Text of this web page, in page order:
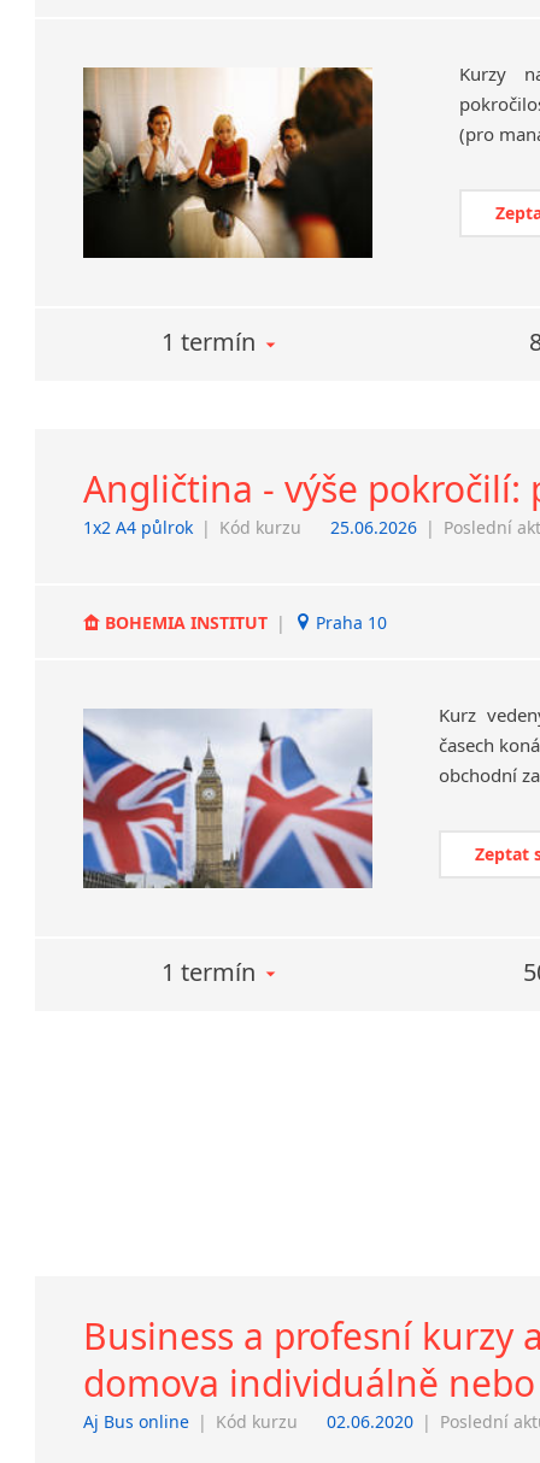
Kurzy
1 termín
Angličtina - výše pokročilí:
1x2 A4 půlrok | Kód kurzu 25.06.2026 | Poslední
BOHEMIA INSTITUT | Praha 10
Kurz
časech
Zeptat
1 termín
Business a profesní
domova individuálně
Aj Bus online | Kód kurzu 02.06.2020 | Poslední